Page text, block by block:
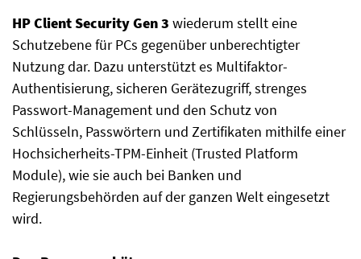
HP Client Security Gen 3 wiederum stellt eine
Schutzebene für PCs gegenüber unberechtigter
Nutzung dar. Dazu unterstützt es Multifaktor-
Authentisierung, sicheren Gerätezugriff, strenges
Passwort-Management und den Schutz von
Schlüsseln, Passwörtern und Zertifikaten mithilfe einer
Hochsicherheits-TPM-Einheit (Trusted Platform
Module), wie sie auch bei Banken und
Regierungsbehörden auf der ganzen Welt eingesetzt
wird.